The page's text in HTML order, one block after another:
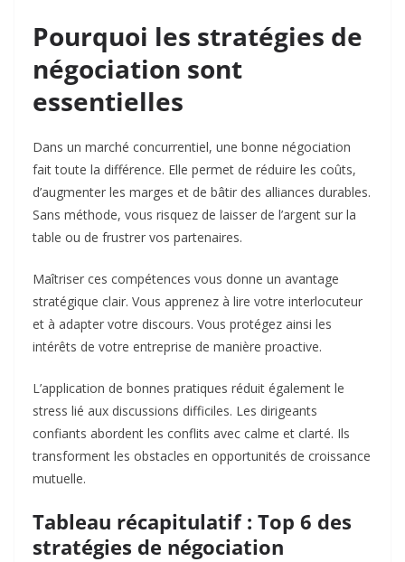
Pourquoi les stratégies de
négociation sont
essentielles
Dans un marché concurrentiel, une bonne négociation
fait toute la différence. Elle permet de réduire les coûts,
d’augmenter les marges et de bâtir des alliances durables.
Sans méthode, vous risquez de laisser de l’argent sur la
table ou de frustrer vos partenaires.
Maîtriser ces compétences vous donne un avantage
stratégique clair. Vous apprenez à lire votre interlocuteur
et à adapter votre discours. Vous protégez ainsi les
intérêts de votre entreprise de manière proactive.
L’application de bonnes pratiques réduit également le
stress lié aux discussions difficiles. Les dirigeants
confiants abordent les conflits avec calme et clarté. Ils
transforment les obstacles en opportunités de croissance
mutuelle.
Tableau récapitulatif : Top 6 des
stratégies de négociation